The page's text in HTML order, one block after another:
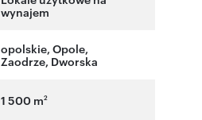
wynajem
opolskie, Opole,
Zaodrze, Dworska
1 500 m2